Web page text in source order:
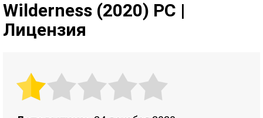
Wilderness (2020) PC |
Лицензия